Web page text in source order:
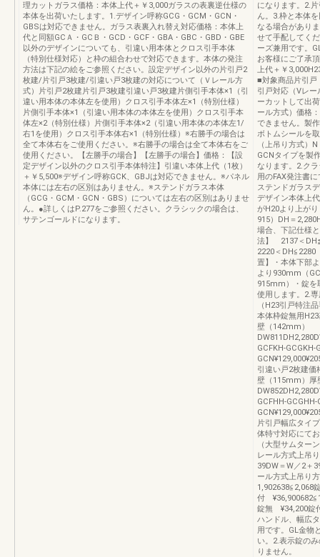
理カットガラス価格：本体上代＋￥3,000ガラスの表裏逆仕様の
本体を出荷いたします。1.デザイン呼称GCG・GCM・GCN・
GBSは対応できません。ガラス表裏入れ替え対応価格：本体上
代と同額GCＡ・GCＢ・GCD・GCF・GBA・GBC・GBD・GBE
以外のデザインについても、引違い用本体とクロス引手本体
（特別仕様対応）と枠の組合わせで対応できます。本体の発注
方法は下記の絵をご参照ください。設定デザイン以外の片引戸2
枚建/片引戸3枚建/引違い戸3枚建の対応について（Ｖレール方
式）片引戸2枚建片引戸3枚建引違い戸3枚建片側引手本体×1（引
違い用本体の本体左を使用）クロス引手本体左×1（特別仕様）
片側引手本体×1（引違い用本体の本体左を使用）クロス引手本
体左×2（特別仕様）片側引手本体×2（引違い用本体の本体左1/
右1を使用）クロス引手本体右×1（特別仕様）※右勝手の場合は
全て本体右をご使用ください。※右勝手の場合は全て本体右をご
使用ください。【左勝手の場合】【左勝手の場合】価格：【設
定デザイン以外のクロス引手本体特注】引違い本体上代（1枚）
＋￥5,500※デザイン呼称GCK、GBJは対応できません。※パネル
本体には左右の区別はありません。※ステンドガラス本体
（GCG・GCM・GCN・GBS）については左右の区別はありませ
ん。●詳しくはP.277をご参照ください。クラシックの場合は、
サテンゴールドになります。
になります。2.
ん。3.枠と本体
なる場合があり
せて手配してく
ーズ兼用です。
お客様にご了承
上代＋￥
■対象商品片引戸
引戸対応（Vレ
ーカットして出
ール方式）価格
できません。製
ボトムシールを
（上吊り方式）
GCNタイプを製
なります。2.ク
用のFAX発注書
ステンドガラス
デザイン本体上
がH20より上が
915）DH＝
場合、下記仕様
法】 2137＜
2220＜
置】・本体下部
より930mm（
915mm）・錠を
使用します。2.
（H23引戸特注
本体枠錠無用
壁（142mm）
GCFKH-GCGKH-
引違い戸2枚建価
壁（115mm）厚
GCFHH-
片引戸幅広タイ
体特寸対応にて
（大型サムター
レール方式上吊
39DW＝W／2＋
ール方式上吊り
付
錠無 ¥34,200錠
ハンドル、幅広
用です。GL金物
い。2.表示錠の
りません。